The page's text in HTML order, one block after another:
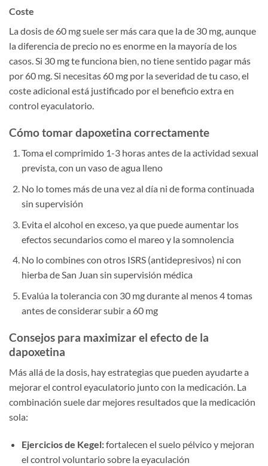
Coste
La dosis de 60 mg suele ser más cara que la de 30 mg, aunque
la diferencia de precio no es enorme en la mayoría de los
casos. Si 30 mg te funciona bien, no tiene sentido pagar más
por 60 mg. Si necesitas 60 mg por la severidad de tu caso, el
coste adicional está justificado por el beneficio extra en
control eyaculatorio.
Cómo tomar dapoxetina correctamente
Toma el comprimido 1-3 horas antes de la actividad sexual
prevista, con un vaso de agua lleno
No lo tomes más de una vez al día ni de forma continuada
sin supervisión
Evita el alcohol en exceso, ya que puede aumentar los
efectos secundarios como el mareo y la somnolencia
No lo combines con otros ISRS (antidepresivos) ni con
hierba de San Juan sin supervisión médica
Evalúa la tolerancia con 30 mg durante al menos 4 tomas
antes de considerar subir a 60 mg
Consejos para maximizar el efecto de la
dapoxetina
Más allá de la dosis, hay estrategias que pueden ayudarte a
mejorar el control eyaculatorio junto con la medicación. La
combinación suele dar mejores resultados que la medicación
sola:
Ejercicios de Kegel:fortalecen el suelo pélvico y mejoran
el control voluntario sobre la eyaculación